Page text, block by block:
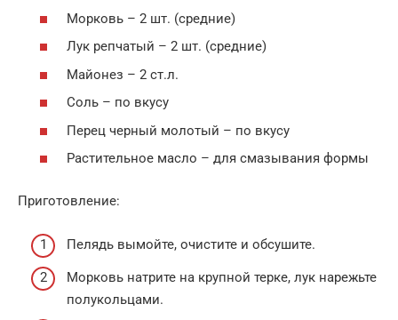
Морковь – 2 шт. (средние)
Лук репчатый – 2 шт. (средние)
Майонез – 2 ст.л.
Соль – по вкусу
Перец черный молотый – по вкусу
Растительное масло – для смазывания формы
Приготовление:
Пелядь вымойте, очистите и обсушите.
Морковь натрите на крупной терке, лук нарежьте
полукольцами.